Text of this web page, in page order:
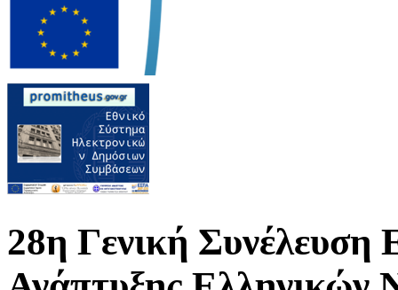
28η Γενική Συνέλευση